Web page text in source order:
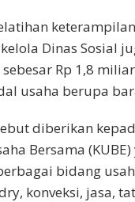
Dinas Sosial
Rp 1,8
usaha berupa
diberikan
Bersama
bidang
konveksi, jasa,